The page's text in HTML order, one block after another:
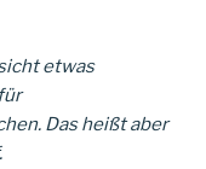
etwas
Das heißt aber